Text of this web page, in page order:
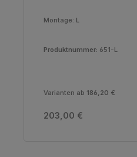
Montage: L
Produktnummer: 651-L
Varianten ab 186,20 €
Regulärer Preis:
203,00 €